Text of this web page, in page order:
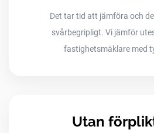
Det tar tid att jämföra och
svårbegripligt. Vi jämför
fastighetsmäklare med
Utan